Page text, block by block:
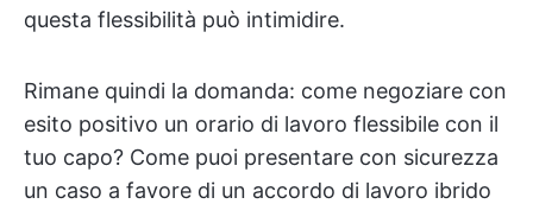
questa flessibilità può intimidire.
Rimane quindi la domanda: come negoziare con
esito positivo un orario di lavoro flessibile con il
tuo capo? Come puoi presentare con sicurezza
un caso a favore di un accordo di lavoro ibrido